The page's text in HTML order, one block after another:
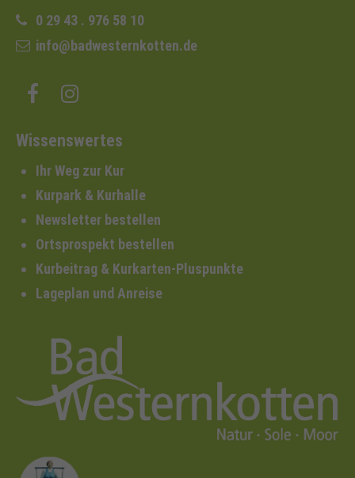
0 29 43 . 976 58 10
info@badwesternkotten.de
Wissenswertes
Ihr Weg zur Kur
Kurpark & Kurhalle
Newsletter bestellen
Ortsprospekt bestellen
Kurbeitrag & Kurkarten-Pluspunkte
Lageplan und Anreise